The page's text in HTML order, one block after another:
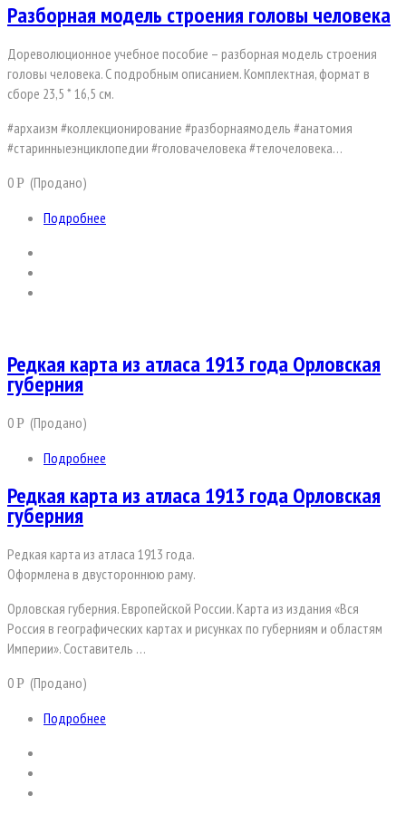
Разборная модель строения головы человека
Дореволюционное учебное пособие – разборная модель строения
головы человека. С подробным описанием. Комплектная, формат в
сборе 23,5 * 16,5 см.
#архаизм #коллекционирование #разборнаямодель #анатомия
#старинныеэнциклопедии #головачеловека #телочеловека…
0Р (Продано)
Подробнее
Редкая карта из атласа 1913 года Орловская
губерния
0Р (Продано)
Подробнее
Редкая карта из атласа 1913 года Орловская
губерния
Редкая карта из атласа 1913 года.
Оформлена в двустороннюю раму.
Орловская губерния. Европейской России. Карта из издания «Вся
Россия в географических картах и рисунках по губерниям и областям
Империи». Составитель …
0Р (Продано)
Подробнее